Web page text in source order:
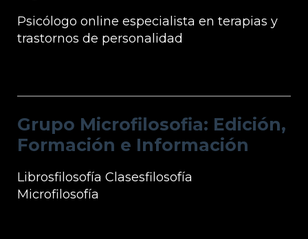
Psicólogo online especialista en terapias y
trastornos de personalidad
Grupo Microfilosofia: Edición,
Formación e Información
Librosfilosofía Clasesfilosofía
Microfilosofía